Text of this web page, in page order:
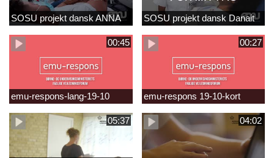
SOSU projekt dansk ANNA SOSU projekt dansk Danait
00:45
emu-respons-lang-19-10
00:27
emu-respons 19-10-kort
05:37 04:02